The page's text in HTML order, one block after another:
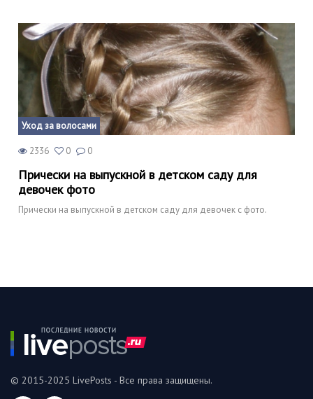
Уход за волосами
2336 0 0
Прически на выпускной в детском саду для
девочек фото
Прически на выпускной в детском саду для девочек с фото.
© 2015-2025 LivePosts - Все права защищены.